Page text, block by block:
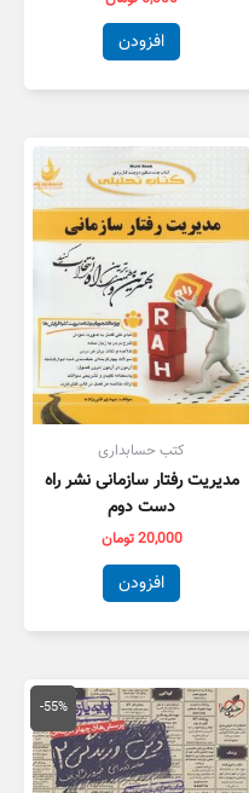
افزودن
کتب حسابداری
مدیریت رفتار سازمانی نشر راه
دست دوم
20,000تومان
افزودن
-55%
قیمت
اصلی
55,000 تومان
بود.
قیمت
فعلی
است.